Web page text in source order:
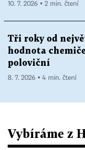
10. 7. 2026 ▪ 2 min. čtení
Tři roky od
hodnota
poloviční
8. 7. 2026 ▪ 4 min. čtení
Vybíráme z